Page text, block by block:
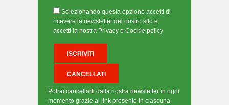
Selezionando questa opzione accetti di
ricevere la newsletter del nostro sito e
accetti la nostra Privacy e Cookie policy
Potrai cancellarti dalla nostra newsletter in ogni
momento grazie al link presente in ciascuna